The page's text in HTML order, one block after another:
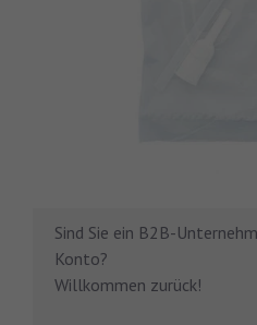
Sind Sie ein B2B-
Konto?
Willkommen zurück!